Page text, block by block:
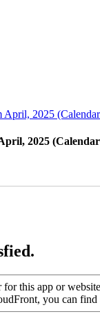
2025
2025